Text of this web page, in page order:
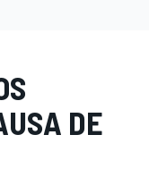
DE